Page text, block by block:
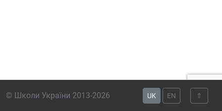
© Школи України 2013-2026 UK EN ⇑